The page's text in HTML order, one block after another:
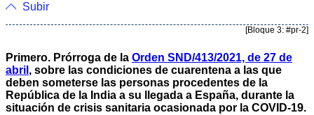
Subir
[Bloque 3: #pr-2]
Primero. Prórroga de la Orden SND/413/2021, de 27 de
abril , sobre las condiciones de cuarentena a las que
deben someterse las personas procedentes de la
República de la India a su llegada a España, durante la
situación de crisis sanitaria ocasionada por la COVID-19.